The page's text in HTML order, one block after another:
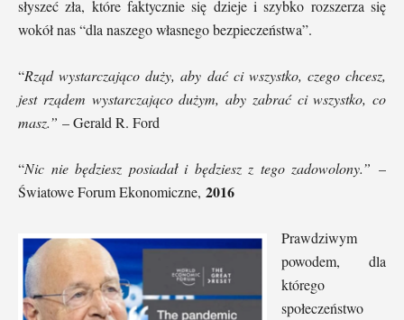
słyszeć zła, które faktycznie się dzieje i szybko rozszerza się
wokół nas “dla naszego własnego bezpieczeństwa”.
“Rząd wystarczająco duży, aby dać ci wszystko, czego chcesz,
jest rządem wystarczająco dużym, aby zabrać ci wszystko, co
masz.” – Gerald R. Ford
“Nic nie będziesz posiadał i będziesz z tego zadowolony.” –
Światowe Forum Ekonomiczne, 2016
Prawdziwym
powodem, dla
którego
społeczeństwo